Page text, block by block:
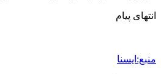
انتهای پیام
منبع:ایسنا